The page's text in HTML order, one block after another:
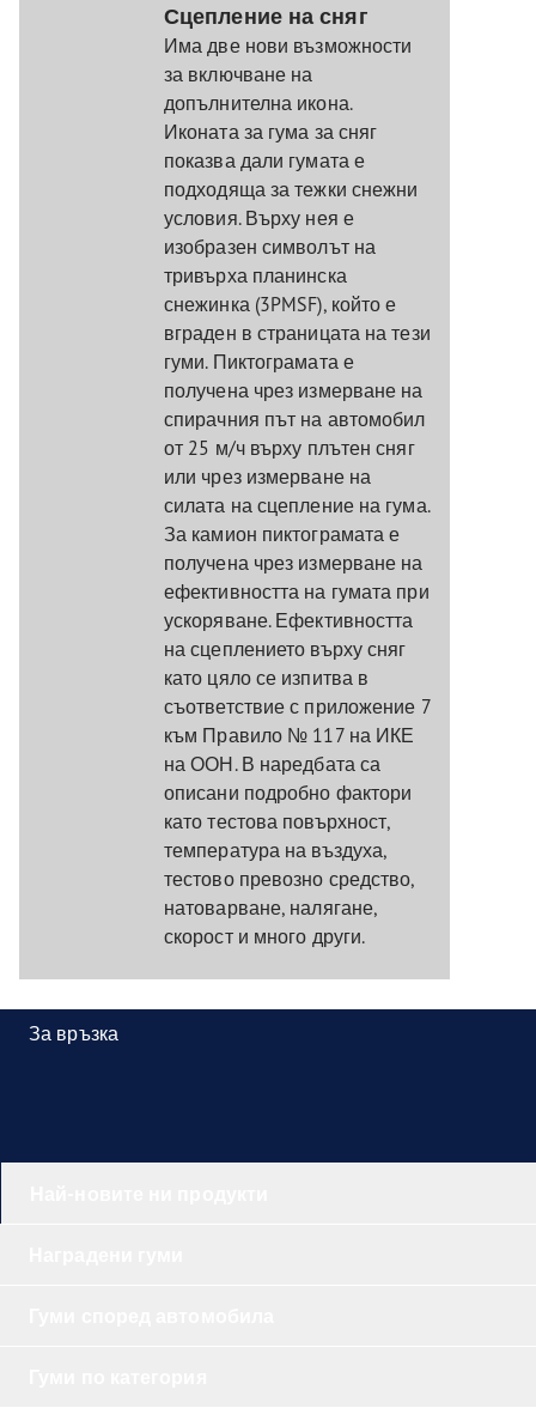
Сцепление на сняг
Има две нови възможности
за включване на
допълнителна икона.
Иконата за гума за сняг
показва дали гумата е
подходяща за тежки снежни
условия. Върху нея е
изобразен символът на
тривърха планинска
снежинка (3PMSF), който е
вграден в страницата на тези
гуми. Пиктограмата е
получена чрез измерване на
спирачния път на автомобил
от 25 м/ч върху плътен сняг
или чрез измерване на
силата на сцепление на гума.
За камион пиктограмата е
получена чрез измерване на
ефективността на гумата при
ускоряване. Ефективността
на сцеплението върху сняг
като цяло се изпитва в
съответствие с приложение 7
към Правило № 117 на ИКЕ
на ООН. В наредбата са
описани подробно фактори
като тестова повърхност,
температура на въздуха,
тестово превозно средство,
натоварване, налягане,
скорост и много други.
За връзка